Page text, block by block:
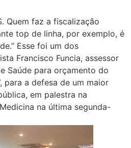
Quem faz a fiscalização
top de linha, por exemplo, é
Esse foi um dos
Francisco Funcia, assessor
Saúde para orçamento do
para a defesa de um maior
em palestra na
na última segunda-